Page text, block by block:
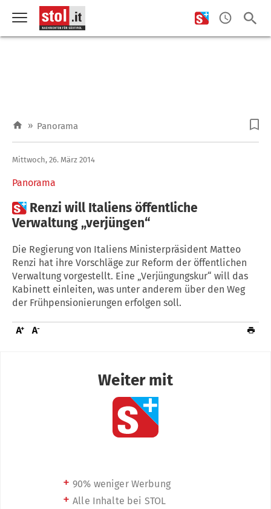
» Panorama
Panorama
Mittwoch, 26. März 2014
 Renzi will Italiens öffentliche
Verwaltung „verjüngen“
Die Regierung von Italiens Ministerpräsident Matteo
Renzi hat ihre Vorschläge zur Reform der öffentlichen
Verwaltung vorgestellt. Eine „Verjüngungskur“ will das
Kabinett einleiten, was unter anderem über den Weg
der Frühpensionierungen erfolgen soll.